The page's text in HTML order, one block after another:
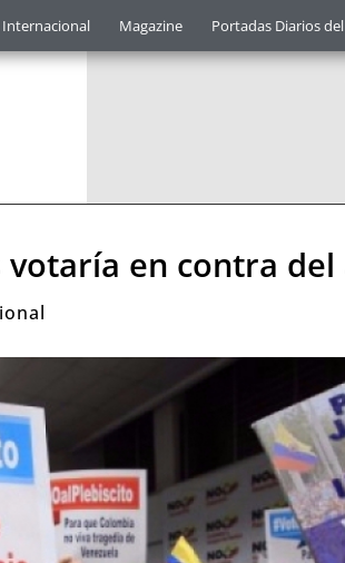
Internacional Magazine Portadas Diarios
en contra del